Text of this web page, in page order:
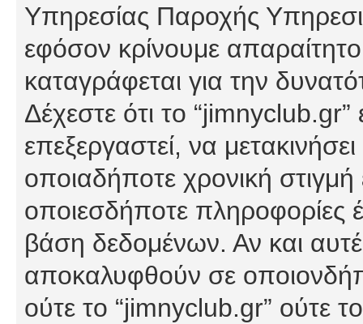
Υπηρεσίας Παροχής
εφόσον κρίνουμε
καταγράφεται για την
Δέχεστε ότι το
επεξεργαστεί, να
οποιαδήποτε χρονική στιγμή
οποιεσδήποτε πληροφορίες
βάση δεδομένων. Αν και
αποκαλυφθούν σε
ούτε το “jimnyclub.gr” ούτε